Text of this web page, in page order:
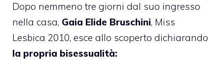
Dopo nemmeno tre giorni dal suo ingresso
nella casa, Gaia Elide Bruschini, Miss
Lesbica 2010, esce allo scoperto dichiarando
la propria bisessualità: